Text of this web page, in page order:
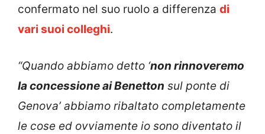
confermato nel suo ruolo a differenza di
vari suoi colleghi.
“Quando abbiamo detto ‘non rinnoveremo
la concessione ai Benetton sul ponte di
Genova’ abbiamo ribaltato completamente
le cose ed ovviamente io sono diventato il